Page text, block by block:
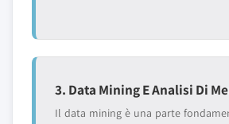
3. Data Mining E Analisi Di
Il data mining è una parte